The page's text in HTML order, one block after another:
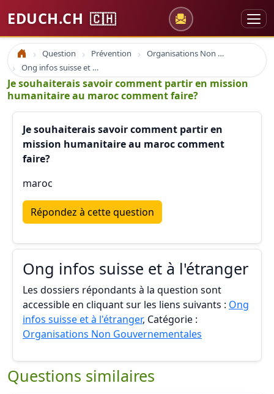
EDUCH.CH 🇨🇭
Accueil Question Prévention
Organisations Non Gouvernementales
Ong infos suisse et à l'étranger
Je souhaiterais savoir comment partir en mission
humanitaire au maroc comment faire?
Je souhaiterais savoir comment partir en
mission humanitaire au maroc comment
faire?
maroc
Répondez à cette question
Ong infos suisse et à l'étranger
Les dossiers répondants à la question sont
accessible en cliquant sur les liens suivants : Ong
infos suisse et à l'étranger, Catégorie :
Organisations Non Gouvernementales
Questions similaires